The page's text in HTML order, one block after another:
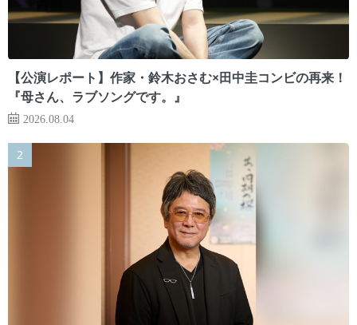
【公演レポート】作家・鈴木おさむ×田中圭コンビの再来！
『母さん、ラブソングです。』
2026.08.04